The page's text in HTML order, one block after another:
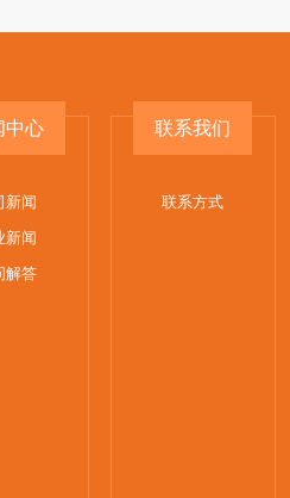
中心
新闻
新闻
解答
联系我们
联系方式